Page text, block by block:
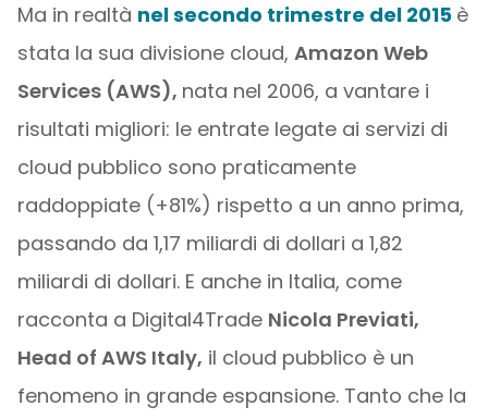
Ma in realtà nel secondo trimestre del 2015 è
stata la sua divisione cloud, Amazon Web
Services (AWS), nata nel 2006, a vantare i
risultati migliori: le entrate legate ai servizi di
cloud pubblico sono praticamente
raddoppiate (+81%) rispetto a un anno prima,
passando da 1,17 miliardi di dollari a 1,82
miliardi di dollari. E anche in Italia, come
racconta a Digital4Trade Nicola Previati,
Head of AWS Italy, il cloud pubblico è un
fenomeno in grande espansione. Tanto che la